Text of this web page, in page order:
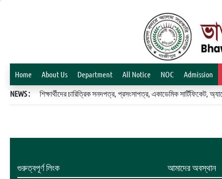
Home About Us Department All Notice NOC Admission
NEWS : শিক্ষার্থীদের চারিত্রিক সনদপত্র, প্রসংসাপত্র, একাডেমিক
গুরুত্বপূর্ণ লিংক আমাদের অবস্থান